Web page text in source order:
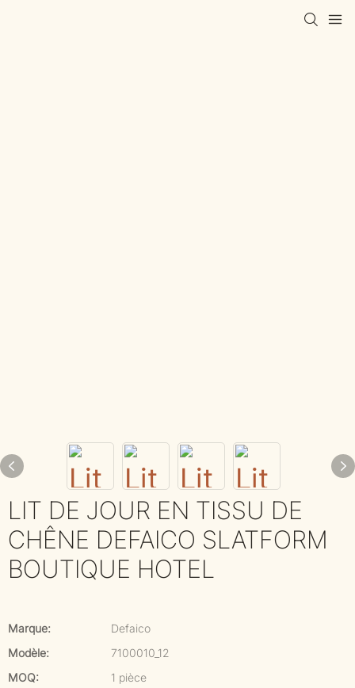
LIT DE JOUR EN TISSU DE
CHÊNE DEFAICO SLATFORM
BOUTIQUE HOTEL
Marque:
Defaico
Modèle:
7100010_12
MOQ:
1 pièce